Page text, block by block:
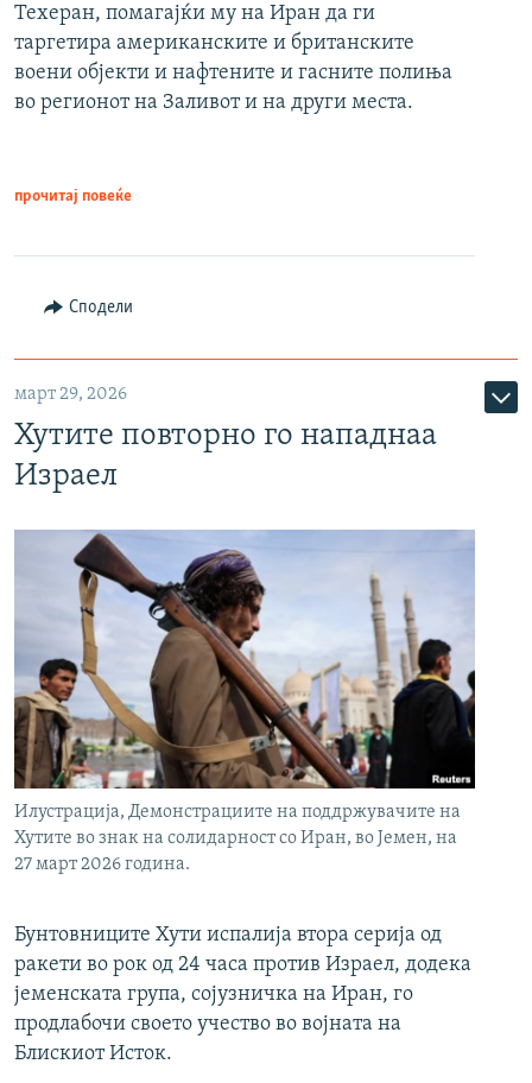
Техеран, помагајќи му на Иран да ги
таргетира американските и британските
воени објекти и нафтените и гасните полиња
во регионот на Заливот и на други места.
прочитај повеќе
Сподели
март 29, 2026
Хутите повторно го нападнаа
Израел
Илустрација, Демонстрациите на поддржувачите на
Хутите во знак на солидарност со Иран, во Јемен, на
27 март 2026 година.
Бунтовниците Хути испалија втора серија од
ракети во рок од 24 часа против Израел, додека
јеменската група, сојузничка на Иран, го
продлабочи своето учество во војната на
Блискиот Исток.